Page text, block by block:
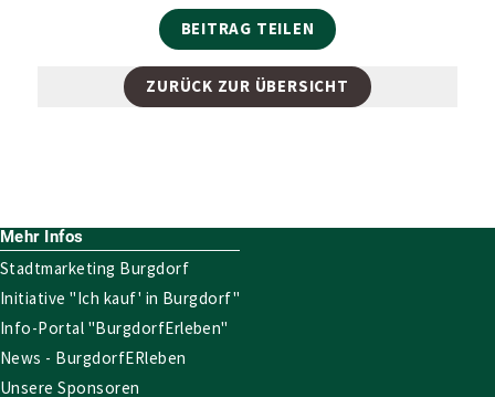
BEITRAG TEILEN
ZURÜCK ZUR ÜBERSICHT
Mehr Infos
Stadtmarketing Burgdorf
Initiative "Ich kauf' in Burgdorf"
Info-Portal "BurgdorfErleben"
News - BurgdorfERleben
Unsere Sponsoren